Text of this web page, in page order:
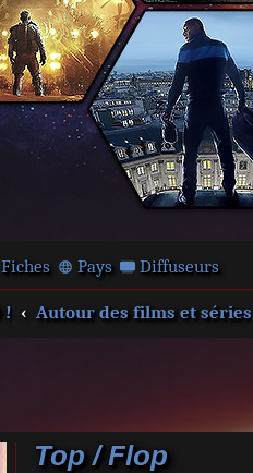
Fiches Pays Diffuseurs
! Autour des films et séries
Top / Flop